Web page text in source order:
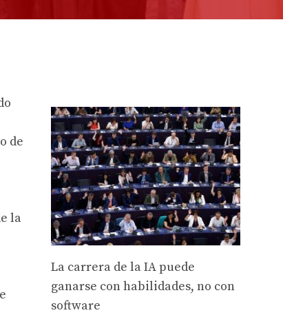
de
la
La carrera de la IA puede
ganarse con habilidades, no con
software